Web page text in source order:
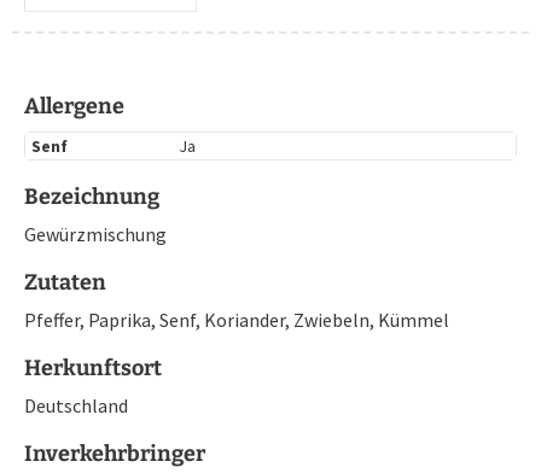
Allergene
Senf Ja
Bezeichnung
Gewürzmischung
Zutaten
Pfeffer, Paprika, Senf, Koriander, Zwiebeln, Kümmel
Herkunftsort
Deutschland
Inverkehrbringer